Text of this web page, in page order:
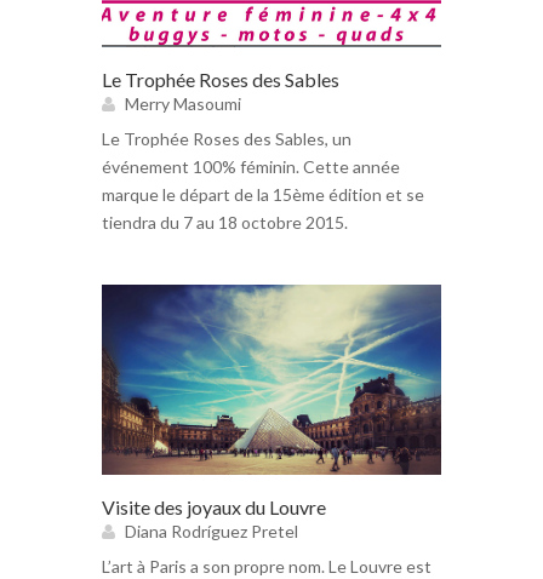
Le Trophée Roses des Sables
Merry Masoumi
Le Trophée Roses des Sables, un
événement 100% féminin. Cette année
marque le départ de la 15ème édition et se
tiendra du 7 au 18 octobre 2015.
Visite des joyaux du Louvre
Diana Rodríguez Pretel
L’art à Paris a son propre nom. Le Louvre est